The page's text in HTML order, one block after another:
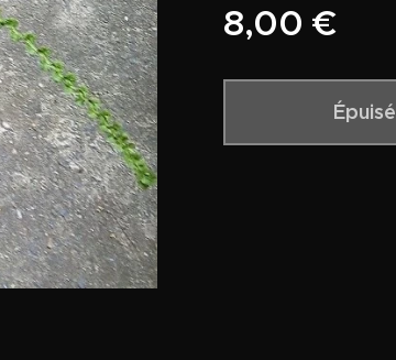
8,00 €
Épuisé